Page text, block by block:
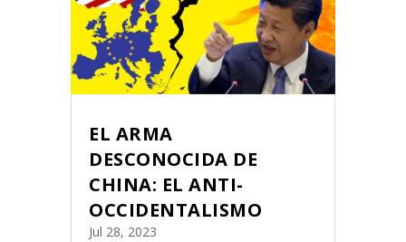
EL ARMA
DESCONOCIDA DE
CHINA: EL ANTI-
OCCIDENTALISMO
Jul 28, 2023